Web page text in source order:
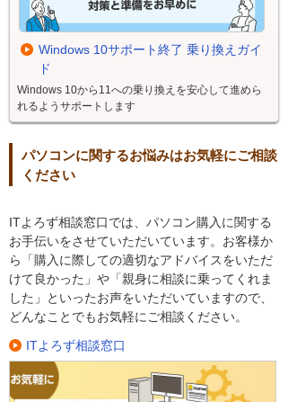
Windows 10サポート終了 乗り換えガイ
ド
Windows 10から11への乗り換えを安心して進めら
れるようサポートします
パソコンに関するお悩みはお気軽にご相談
ください
ITよろず相談窓口では、パソコン購入に関する
お手伝いをさせていただいています。お客様か
ら「購入に際しての適切なアドバイスをいただ
けて良かった」や「親身に相談に乗ってくれま
した」といったお声をいただいていますので、
どんなことでもお気軽にご相談ください。
ITよろず相談窓口